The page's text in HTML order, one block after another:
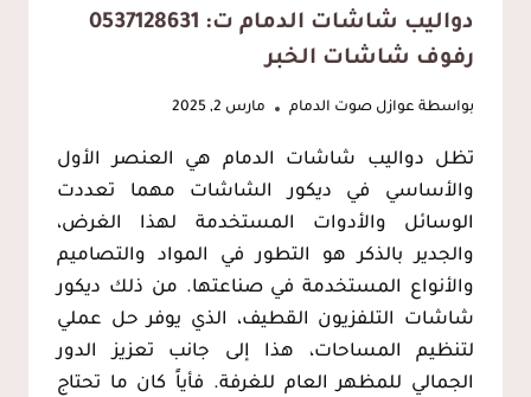
دواليب شاشات الدمام ت: 0537128631
رفوف شاشات الخبر
بواسطة عوازل صوت الدمام مارس 2, 2025
تظل دواليب شاشات الدمام هي العنصر الأول
والأساسي في ديكور الشاشات مهما تعددت
الوسائل والأدوات المستخدمة لهذا الغرض،
والجدير بالذكر هو التطور في المواد والتصاميم
والأنواع المستخدمة في صناعتها. من ذلك ديكور
شاشات التلفزيون القطيف، الذي يوفر حل عملي
لتنظيم المساحات، هذا إلى جانب تعزيز الدور
الجمالي للمظهر العام للغرفة. فأياً كان ما تحتاج